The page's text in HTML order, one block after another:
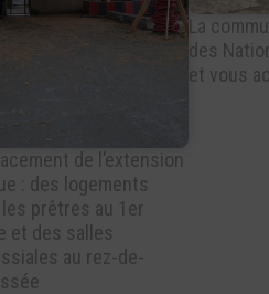
de l’extension
: des logements
prêtres au 1er
et des salles
au rez-de-
La
des
et vous